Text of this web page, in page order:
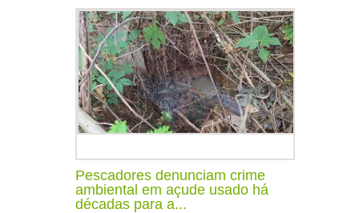
Pescadores denunciam crime
ambiental em açude usado há
décadas para a...